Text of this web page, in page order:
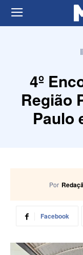
4º
Região
Paulo
Por
Facebook